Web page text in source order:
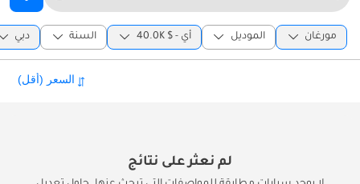
مورغان الموديل أي -
40.0K $ السنة دبي
لم نعثر على نتائج